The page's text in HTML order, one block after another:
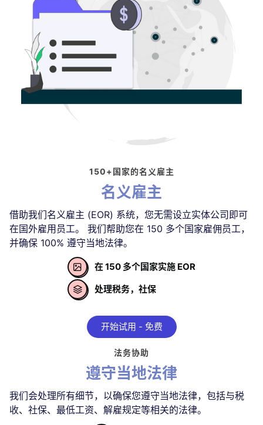
150+国家的名义雇主
名义雇主
借助我们名义雇主 (EOR) 系统，您无需设立实体公司即可
在国外雇用员工。 我们帮助您在 150 多个国家雇佣员工，
并确保 100% 遵守当地法律。
 在 150 多个国家实施 EOR
 处理税务，社保
开始试用 - 免费
法务协助
遵守当地法律
我们会处理所有细节，以确保您遵守当地法律，包括与税
收、社保、最低工资、解雇规定等相关的法律。